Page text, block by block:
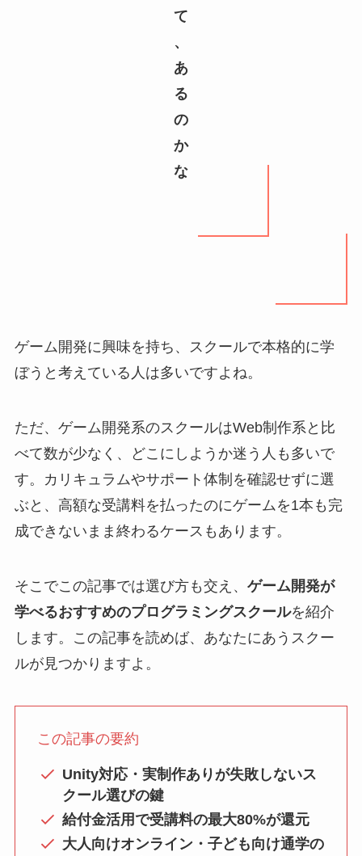
て
、
あ
る
の
か
な
ゲーム開発に興味を持ち、スクールで本格的に学
ぼうと考えている人は多いですよね。
ただ、ゲーム開発系のスクールはWeb制作系と比
べて数が少なく、どこにしようか迷う人も多いで
す。カリキュラムやサポート体制を確認せずに選
ぶと、高額な受講料を払ったのにゲームを1本も完
成できないまま終わるケースもあります。
そこでこの記事では選び方も交え、 ゲーム開発が
学べるおすすめのプログラミングスクールを紹介
します。この記事を読めば、あなたにあうスクー
ルが見つかりますよ。
この記事の要約
Unity対応・実制作ありが失敗しないス
クール選びの鍵
給付金活用 で受講料の最大80%が還元
大人向けオンライン・子ども向け通学の